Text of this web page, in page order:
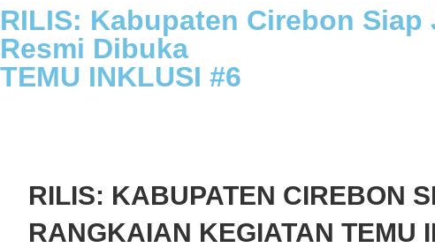
RILIS: Kabupaten Cirebon
Resmi Dibuka
TEMU INKLUSI #6
RILIS: KABUPATEN CIREBON
RANGKAIAN KEGIATAN TEMU